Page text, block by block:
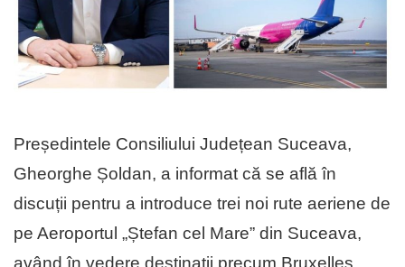
Președintele Consiliului Județean Suceava,
Gheorghe Șoldan, a informat că se află în
discuții pentru a introduce trei noi rute aeriene de
pe Aeroportul „Ștefan cel Mare” din Suceava,